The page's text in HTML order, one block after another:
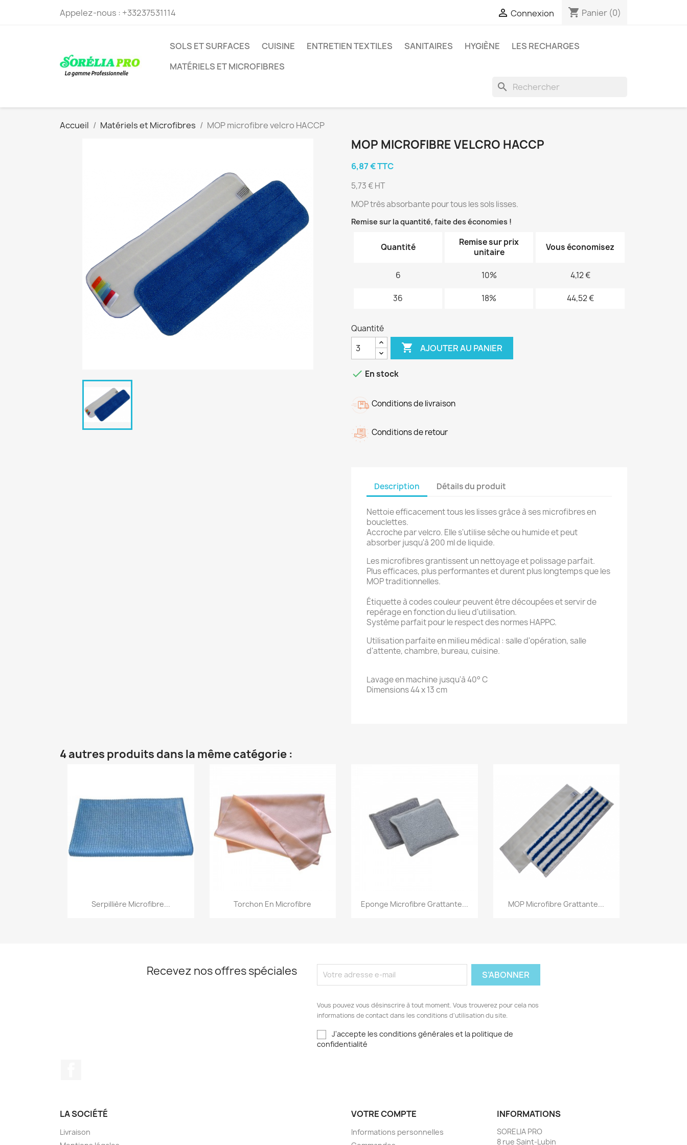
Appelez-nous : +33237531114  Connexion shopping_cart Panier (0)
SOLS ET SURFACES CUISINE ENTRETIEN TEXTILES SANITAIRES HYGIÈNE
LES RECHARGES
MATÉRIELS ET MICROFIBRES
search
Accueil Matériels et Microfibres MOP microfibre velcro HACCP
MOP MICROFIBRE VELCRO HACCP
6,87 € TTC
5,73 € HT
MOP très absorbante pour tous les sols lisses.
Remise sur la quantité, faite des économies !
Quantité
Remise sur prix
unitaire
Vous économisez
6 10% 4,12 €
36 18% 44,52 €
Quantité
 AJOUTER AU PANIER
 En stock
Conditions de livraison
Conditions de retour
Description Détails du produit
Nettoie efficacement tous les lisses grâce à ses microfibres en
bouclettes.
Accroche par velcro. Elle s'utilise sèche ou humide et peut
absorber jusqu'à 200 ml de liquide.
Les microfibres grantissent un nettoyage et polissage parfait.
Plus efficaces, plus performantes et durent plus longtemps que les
MOP traditionnelles.
Étiquette à codes couleur peuvent être découpées et servir de
repérage en fonction du lieu d'utilisation.
Système parfait pour le respect des normes HAPPC.
Utilisation parfaite en milieu médical : salle d'opération, salle
d'attente, chambre, bureau, cuisine.
Lavage en machine jusqu'à 40° C
Dimensions 44 x 13 cm
4 autres produits dans la même catégorie :
Aperçu rapide
Serpillière Microfibre... Aperçu rapide
Torchon En Microfibre Aperçu rapide
Eponge Microfibre Grattante... Aperçu rapide
MOP Microfibre Grattante...
Recevez nos offres spéciales
Vous pouvez vous désinscrire à tout moment. Vous trouverez pour cela nos
informations de contact dans les conditions d'utilisation du site.
J'accepte les conditions générales et la politique de
confidentialité
LA SOCIÉTÉ
Livraison
VOTRE COMPTE
Informations personnelles
INFORMATIONS
SORELIA PRO
8 rue Saint-Lubin